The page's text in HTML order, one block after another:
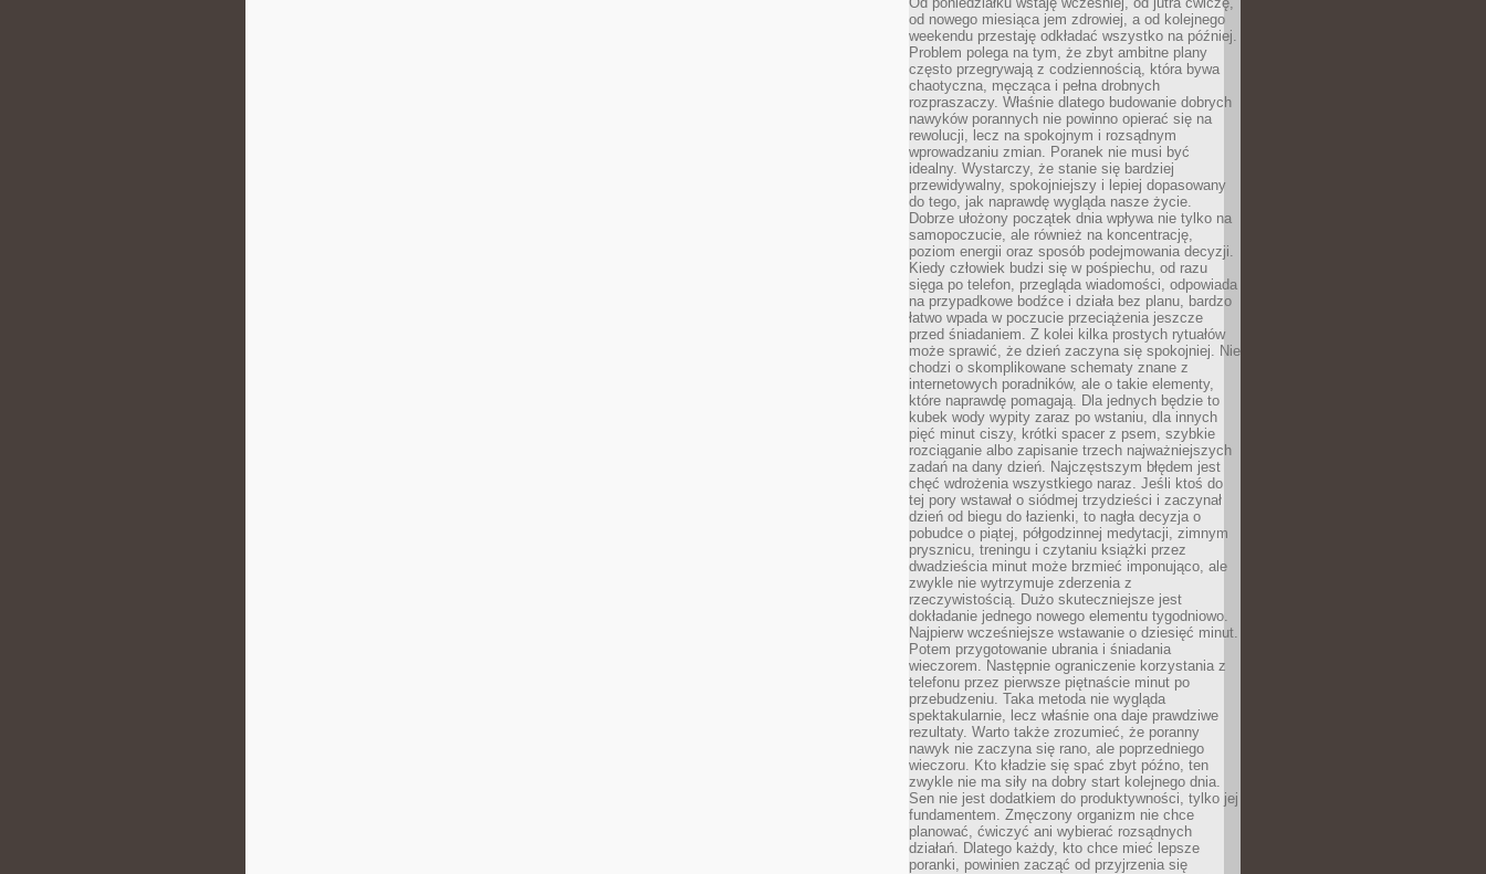
od nowego miesiąca jem zdrowiej, a od kolejnego
weekendu przestaję odkładać wszystko na później.
Problem polega na tym, że zbyt ambitne plany
często przegrywają z codziennością, która bywa
chaotyczna, męcząca i pełna drobnych
rozpraszaczy. Właśnie dlatego budowanie dobrych
nawyków porannych nie powinno opierać się na
rewolucji, lecz na spokojnym i rozsądnym
wprowadzaniu zmian. Poranek nie musi być
idealny. Wystarczy, że stanie się bardziej
przewidywalny, spokojniejszy i lepiej dopasowany
do tego, jak naprawdę wygląda nasze życie.
Dobrze ułożony początek dnia wpływa nie tylko na
samopoczucie, ale również na koncentrację,
poziom energii oraz sposób podejmowania decyzji.
Kiedy człowiek budzi się w pośpiechu, od razu
sięga po telefon, przegląda wiadomości, odpowiada
na przypadkowe bodźce i działa bez planu, bardzo
łatwo wpada w poczucie przeciążenia jeszcze
przed śniadaniem. Z kolei kilka prostych rytuałów
może sprawić, że dzień zaczyna się spokojniej. Nie
chodzi o skomplikowane schematy znane z
internetowych poradników, ale o takie elementy,
które naprawdę pomagają. Dla jednych będzie to
kubek wody wypity zaraz po wstaniu, dla innych
pięć minut ciszy, krótki spacer z psem, szybkie
rozciąganie albo zapisanie trzech najważniejszych
zadań na dany dzień. Najczęstszym błędem jest
chęć wdrożenia wszystkiego naraz. Jeśli ktoś do
tej pory wstawał o siódmej trzydzieści i zaczynał
dzień od biegu do łazienki, to nagła decyzja o
pobudce o piątej, półgodzinnej medytacji, zimnym
prysznicu, treningu i czytaniu książki przez
dwadzieścia minut może brzmieć imponująco, ale
zwykle nie wytrzymuje zderzenia z
rzeczywistością. Dużo skuteczniejsze jest
dokładanie jednego nowego elementu tygodniowo.
Najpierw wcześniejsze wstawanie o dziesięć minut.
Potem przygotowanie ubrania i śniadania
wieczorem. Następnie ograniczenie korzystania z
telefonu przez pierwsze piętnaście minut po
przebudzeniu. Taka metoda nie wygląda
spektakularnie, lecz właśnie ona daje prawdziwe
rezultaty. Warto także zrozumieć, że poranny
nawyk nie zaczyna się rano, ale poprzedniego
wieczoru. Kto kładzie się spać zbyt późno, ten
zwykle nie ma siły na dobry start kolejnego dnia.
Sen nie jest dodatkiem do produktywności, tylko jej
fundamentem. Zmęczony organizm nie chce
planować, ćwiczyć ani wybierać rozsądnych
działań. Dlatego każdy, kto chce mieć lepsze
poranki, powinien zacząć od przyjrzenia się